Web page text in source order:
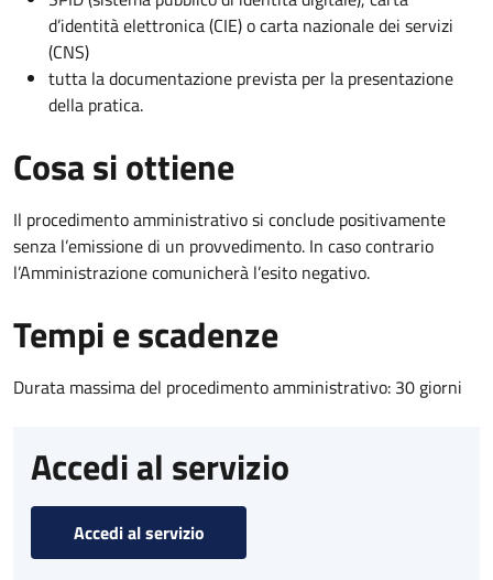
d’identità elettronica (CIE) o carta nazionale dei servizi
(CNS)
tutta la documentazione prevista per la presentazione
della pratica.
Cosa si ottiene
Il procedimento amministrativo si conclude positivamente
senza l’emissione di un provvedimento. In caso contrario
l’Amministrazione comunicherà l’esito negativo.
Tempi e scadenze
Durata massima del procedimento amministrativo: 30 giorni
Accedi al servizio
Accedi al servizio